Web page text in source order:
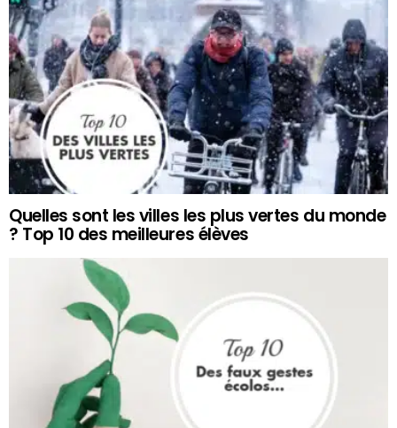
Quelles sont les villes les plus vertes du monde
? Top 10 des meilleures élèves